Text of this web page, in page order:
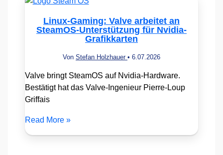
Linux-Gaming: Valve arbeitet an
SteamOS-Unterstützung für Nvidia-
Grafikkarten
Von Stefan Holzhauer • 6.07.2026
Valve bringt SteamOS auf Nvidia-Hardware.
Bestätigt hat das Valve-Ingenieur Pierre-Loup
Griffais
Read More »